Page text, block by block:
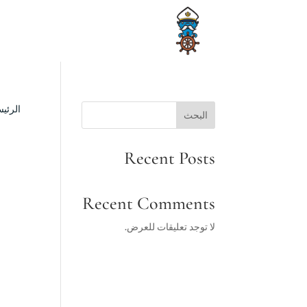
البحث
Recent Posts
Recent Comments
لا توجد تعليقات للعرض.